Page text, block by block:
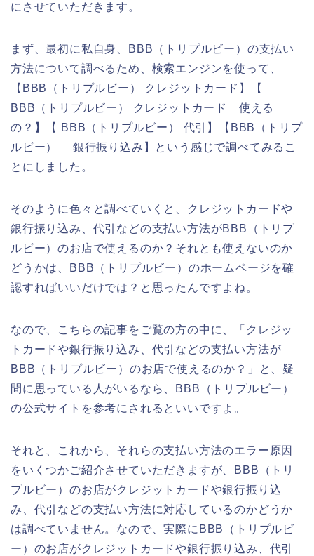
にさせていただきます。
まず、最初に私自身、BBB（トリプルビー）の支払い
方法について調べるため、検索エンジンを使って、
【BBB（トリプルビー） クレジットカード】【
BBB（トリプルビー） クレジットカード 使える
の？】【 BBB（トリプルビー） 代引】【BBB（トリプ
ルビー） 銀行振り込み】という感じで調べてみるこ
とにしました。
そのように色々と調べていくと、クレジットカードや
銀行振り込み、代引などの支払い方法がBBB（トリプ
ルビー）のお店で使えるのか？それとも使えないのか
どうかは、BBB（トリプルビー）のホームページを確
認すればいいだけでは？と思ったんですよね。
なので、こちらの記事をご覧の方の中に、「クレジッ
トカードや銀行振り込み、代引などの支払い方法が
BBB（トリプルビー）のお店で使えるのか？」と、疑
問に思っている人がいるなら、BBB（トリプルビー）
の公式サイトを参考にされるといいですよ。
それと、これから、それらの支払い方法のエラー原因
をいくつかご紹介させていただきますが、BBB（トリ
プルビー）のお店がクレジットカードや銀行振り込
み、代引などの支払い方法に対応しているのかどうか
は調べていません。なので、実際にBBB（トリプルビ
ー）のお店がクレジットカードや銀行振り込み、代引